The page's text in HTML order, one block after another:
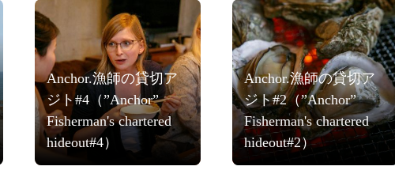
Anchor.漁師の貸切ア
ジト#4（”Anchor”
Fisherman's chartered
hideout#4）
Anchor.漁師の貸切ア
ジト#2（”Anchor”
Fisherman's chartered
hideout#2）